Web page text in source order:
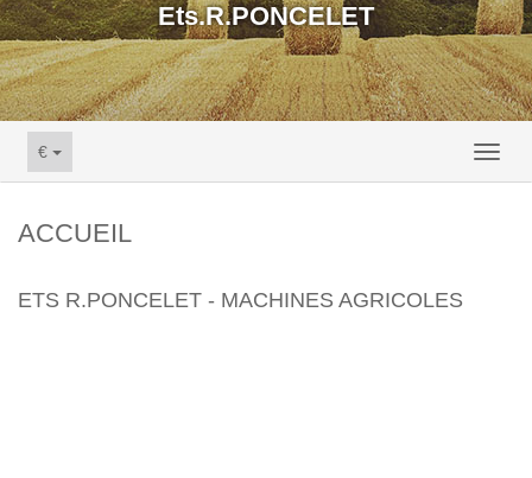
Ets.R.PONCELET
€
ACCUEIL
ETS R.PONCELET - MACHINES AGRICOLES